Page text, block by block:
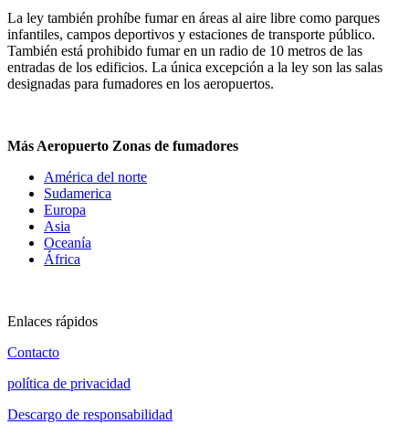
La ley también prohíbe fumar en áreas al aire libre como parques
infantiles, campos deportivos y estaciones de transporte público.
También está prohibido fumar en un radio de 10 metros de las
entradas de los edificios. La única excepción a la ley son las salas
designadas para fumadores en los aeropuertos.
Más Aeropuerto Zonas de fumadores
América del norte
Sudamerica
Europa
Asia
Oceanía
África
Enlaces rápidos
Contacto
política de privacidad
Descargo de responsabilidad